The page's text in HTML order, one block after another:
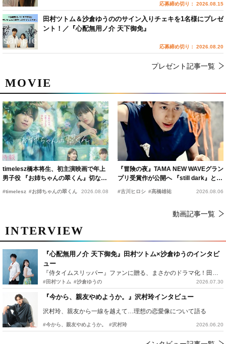
MOVIE
timelesz橋本将生、初主演映画で年上
男子役 『お姉ちゃんの翠くん』切ない
#timelesz #お姉ちゃんの翠くん 2026.08.08
『冒険の夜』TAMA NEW WAVEグラン
プリ受賞作が公開へ 『still dark』と同
#古川ヒロシ #髙橋雄祐 2026.08.06
動画記事一覧
INTERVIEW
『心配無用ノ介 天下御免』田村ツトム×沙倉ゆうのインタビ
ュー
『侍タイムスリッパー』ファンに贈る、まさかのドラマ化！田村ツトム×沙倉ゆうのが語る『心配無用ノ介』撮影秘話
#田村ツトム #沙倉ゆうの 2026.07.30
『今から、親友やめようか。』沢村玲インタビュー
沢村玲、親友から一線を越えて…理想の恋愛像について語る
#今から、親友やめようか。 #沢村玲 2026.06.20
応募締め切り： 2026.08.15
田村ツトム＆沙倉ゆうののサイン入りチェキを1名様にプレゼ
ント！／『心配無用ノ介 天下御免』
応募締め切り： 2026.08.20
プレゼント記事一覧